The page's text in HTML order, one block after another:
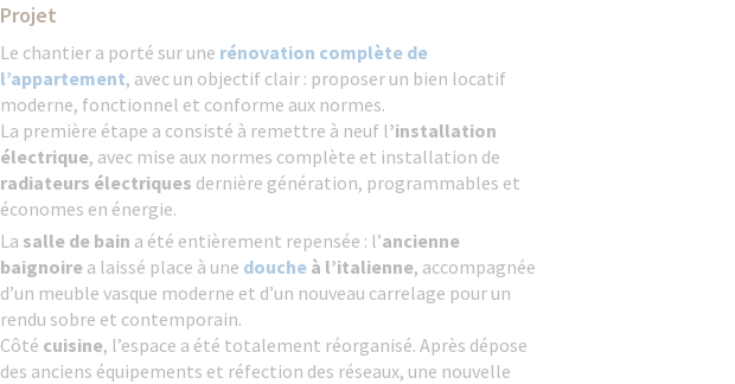
Projet
Le chantier a porté sur une rénovation complète de
l’appartement, avec un objectif clair : proposer un bien locatif
moderne, fonctionnel et conforme aux normes.
La première étape a consisté à remettre à neuf l’installation
électrique, avec mise aux normes complète et installation de
radiateurs électriques dernière génération, programmables et
économes en énergie.
La salle de bain a été entièrement repensée : l’ancienne
baignoire a laissé place à une douche à l’italienne, accompagnée
d’un meuble vasque moderne et d’un nouveau carrelage pour un
rendu sobre et contemporain.
Côté cuisine, l’espace a été totalement réorganisé. Après dépose
des anciens équipements et réfection des réseaux, une nouvelle